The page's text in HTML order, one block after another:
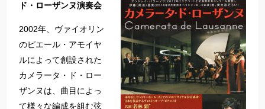
ド・ローザンヌ演奏会
2002年、ヴァイオリン
のピエール・アモイヤ
ルによって創設された
カメラータ・ド・ロー
ザンヌは、曲目によっ
て様々な編成を組む弦